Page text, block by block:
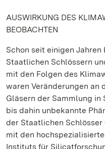
AUSWIRKUNG DES
BEOBACHTEN
Schon seit einigen
Staatlichen Schlössern
mit den Folgen des
waren Veränderungen an
Gläsern der Sammlung in
bis dahin unbekannte
der Staatlichen
mit den
Instituts für